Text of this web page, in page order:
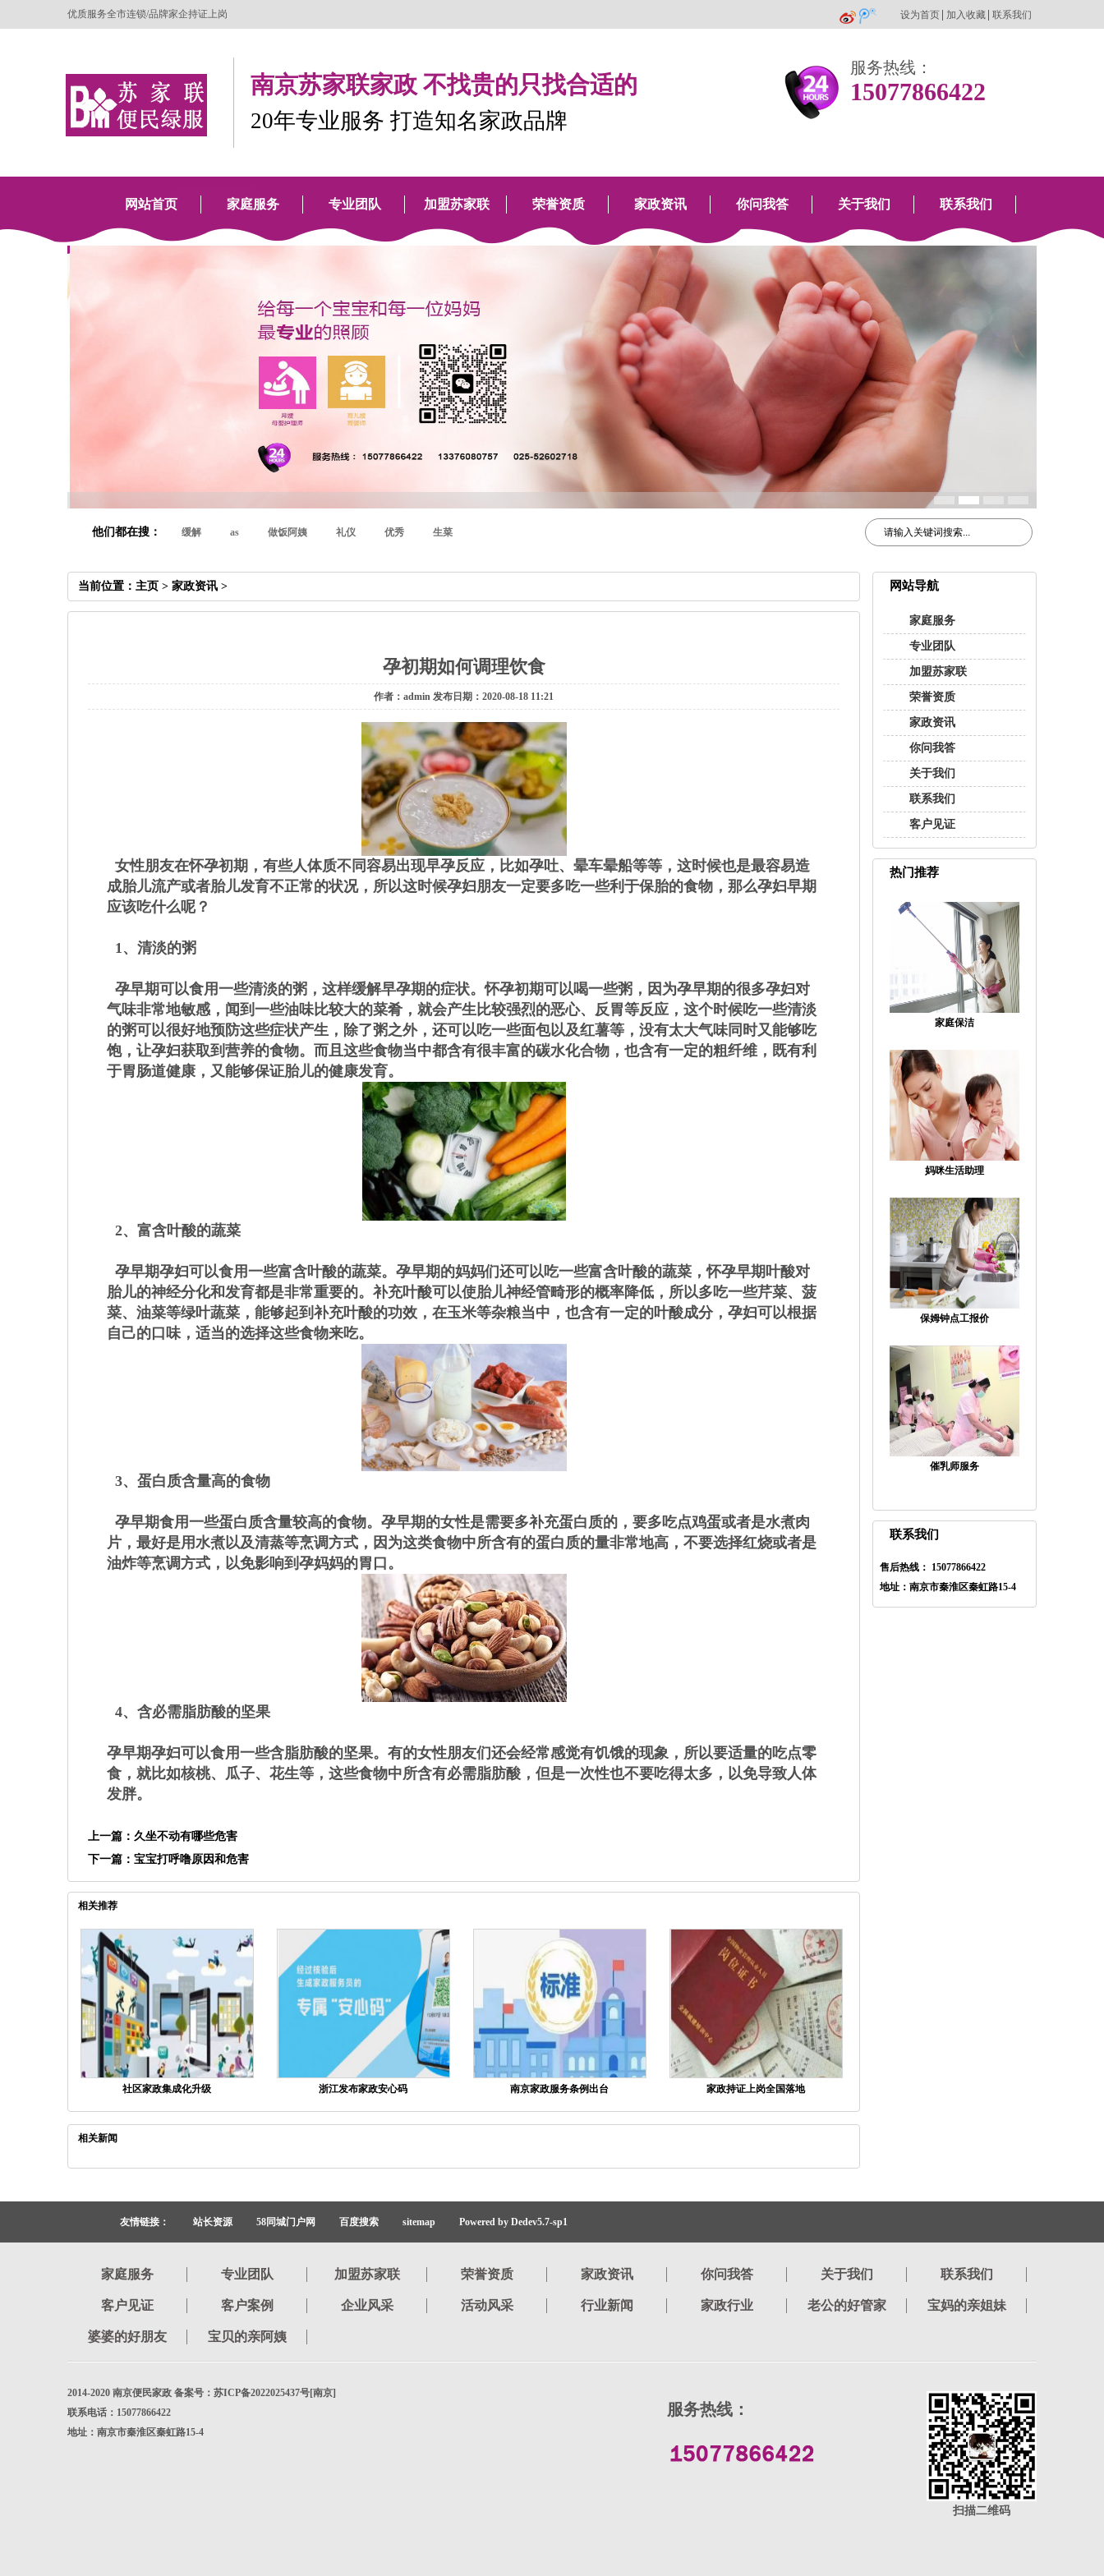
优质服务全市连锁/品牌家企持证上岗 设为首页 加入收藏 联系我们
南京苏家联家政 不找贵的只找合适的
20年专业服务 打造知名家政品牌
服务热线：
15077866422
网站首页 家庭服务 专业团队 加盟苏家联 荣誉资质 家政资讯 你问我答 关于我们 联系我们
他们都在搜： 缓解 as 做饭阿姨 礼仪 优秀 生菜
网站导航
家庭服务
专业团队
加盟苏家联
荣誉资质
家政资讯
你问我答
关于我们
联系我们
客户见证
热门推荐
家庭保洁
妈咪生活助理
保姆钟点工报价
催乳师服务
联系我们
售后热线： 15077866422
地址：南京市秦淮区秦虹路15-4
当前位置： 主页 > 家政资讯 >
孕初期如何调理饮食
作者：admin 发布日期：2020-08-18 11:21
女性朋友在怀孕初期，有些人体质不同容易出现早孕反应，比如孕吐、晕车晕船等等，这时候也是最容易造
成胎儿流产或者胎儿发育不正常的状况，所以这时候孕妇朋友一定要多吃一些利于保胎的食物，那么孕妇早期
应该吃什么呢？
1、清淡的粥
孕早期可以食用一些清淡的粥，这样缓解早孕期的症状。怀孕初期可以喝一些粥，因为孕早期的很多孕妇对
气味非常地敏感，闻到一些油味比较大的菜肴，就会产生比较强烈的恶心、反胃等反应，这个时候吃一些清淡
的粥可以很好地预防这些症状产生，除了粥之外，还可以吃一些面包以及红薯等，没有太大气味同时又能够吃
饱，让孕妇获取到营养的食物。而且这些食物当中都含有很丰富的碳水化合物，也含有一定的粗纤维，既有利
于胃肠道健康，又能够保证胎儿的健康发育。
2、富含叶酸的蔬菜
孕早期孕妇可以食用一些富含叶酸的蔬菜。孕早期的妈妈们还可以吃一些富含叶酸的蔬菜，怀孕早期叶酸对
胎儿的神经分化和发育都是非常重要的。补充叶酸可以使胎儿神经管畸形的概率降低，所以多吃一些芹菜、菠
菜、油菜等绿叶蔬菜，能够起到补充叶酸的功效，在玉米等杂粮当中，也含有一定的叶酸成分，孕妇可以根据
自己的口味，适当的选择这些食物来吃。
3、蛋白质含量高的食物
孕早期食用一些蛋白质含量较高的食物。孕早期的女性是需要多补充蛋白质的，要多吃点鸡蛋或者是水煮肉
片，最好是用水煮以及清蒸等烹调方式，因为这类食物中所含有的蛋白质的量非常地高，不要选择红烧或者是
油炸等烹调方式，以免影响到孕妈妈的胃口。
4、含必需脂肪酸的坚果
孕早期孕妇可以食用一些含脂肪酸的坚果。有的女性朋友们还会经常感觉有饥饿的现象，所以要适量的吃点零
食，就比如核桃、瓜子、花生等，这些食物中所含有必需脂肪酸，但是一次性也不要吃得太多，以免导致人体
发胖。
上一篇： 久坐不动有哪些危害
下一篇： 宝宝打呼噜原因和危害
相关推荐
社区家政集成化升级 浙江发布家政安心码 南京家政服务条例出台 家政持证上岗全国落地
相关新闻
友情链接： 站长资源 58同城门户网 百度搜索 sitemap Powered by Dedev5.7-sp1
家庭服务 专业团队 加盟苏家联 荣誉资质 家政资讯 你问我答 关于我们 联系我们
客户见证 客户案例 企业风采 活动风采 行业新闻 家政行业 老公的好管家 宝妈的亲姐妹
婆婆的好朋友 宝贝的亲阿姨
2014-2020 南京便民家政 备案号：苏ICP备2022025437号[南京]
联系电话：15077866422
地址：南京市秦淮区秦虹路15-4
服务热线：
扫描二维码